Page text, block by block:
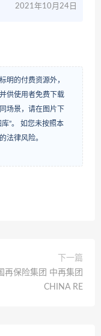
2021年10月24日
明的付费资源外，
供使用者免费下载
场景，请在图片下
”。 如您未按照本
法律风险。
下一篇
再保险集团 中再集团
CHINA RE